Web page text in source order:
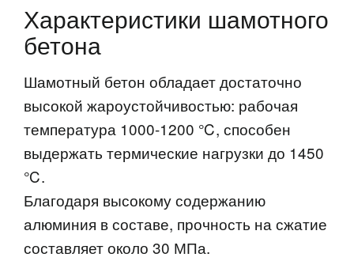
Характеристики шамотного
бетона
Шамотный бетон обладает достаточно
высокой жароустойчивостью: рабочая
температура 1000-1200 ℃, способен
выдержать термические нагрузки до 1450
℃.
Благодаря высокому содержанию
алюминия в составе, прочность на сжатие
составляет около 30 МПа.